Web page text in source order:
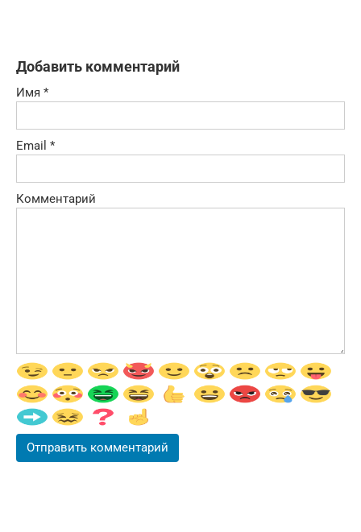
Добавить комментарий
Имя *
Email *
Комментарий